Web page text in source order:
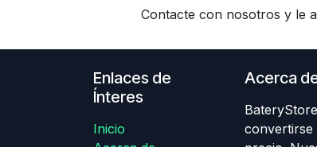
Contacte con nosotros y le
Enlaces de
Ínteres
Inicio
Acerca
convertirse